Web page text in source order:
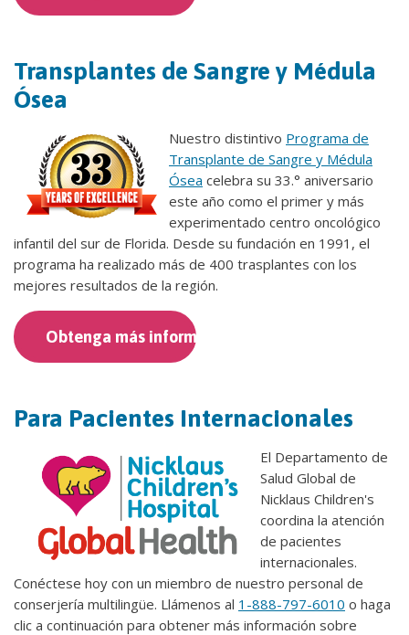
Transplantes de Sangre y Médula
Ósea
Nuestro distintivo Programa de
Transplante de Sangre y Médula
Ósea celebra su 33.° aniversario
este año como el primer y más
experimentado centro oncológico
infantil del sur de Florida. Desde su fundación en 1991, el
programa ha realizado más de 400 trasplantes con los
mejores resultados de la región.
Obtenga más información
Para Pacientes Internacionales
El Departamento de
Salud Global de
Nicklaus Children's
coordina la atención
de pacientes
internacionales.
Conéctese hoy con un miembro de nuestro personal de
conserjería multilingüe. Llámenos al 1-888-797-6010 o haga
clic a continuación para obtener más información sobre